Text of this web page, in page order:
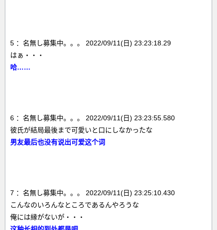
5 ：名無し募集中。。。 2022/09/11(日) 23:23:18.29
はぁ・・・
哈……
6 ：名無し募集中。。。 2022/09/11(日) 23:23:55.580
彼氏が結局最後まで可愛いと口にしなかったな
男友最后也没有说出可爱这个词
7 ：名無し募集中。。。 2022/09/11(日) 23:25:10.430
こんなのいろんなところであるんやろうな
俺には縁がないが・・・